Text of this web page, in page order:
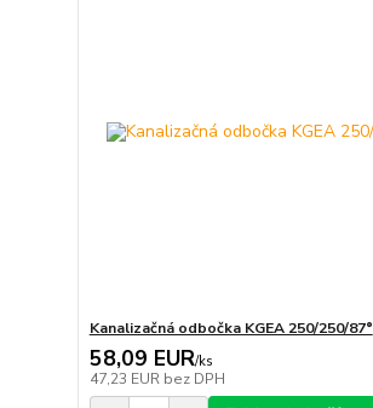
Kanalizačná odbočka KGEA 250/250/87°
58,09 EUR/ks
47,23 EUR bez DPH